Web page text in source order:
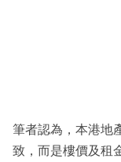
筆者認為，本港地
致，而是樓價及租